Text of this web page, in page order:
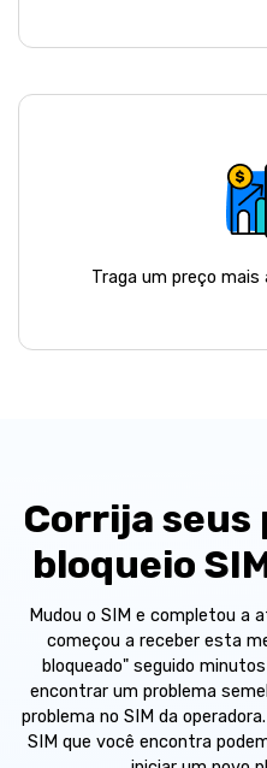
Traga um preço
Corrija seus
bloqueio
Mudou o SIM e completou a
começou a receber esta
bloqueado" seguido
encontrar um problema
problema no SIM da
SIM que você encontra